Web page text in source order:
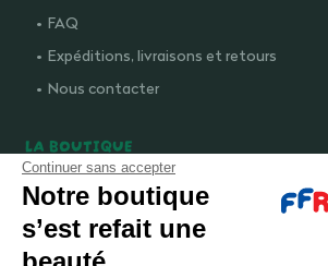
FAQ
Expéditions, livraisons et retours
Nous contacter
LA BOUTIQUE
Qui sommes-nous ?
Comment devenir adhérent ?
Mentions légales
Continuer sans accepter
Notre boutique
s’est refait une